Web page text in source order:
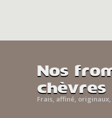
Nos
chèvres
Frais, affiné,